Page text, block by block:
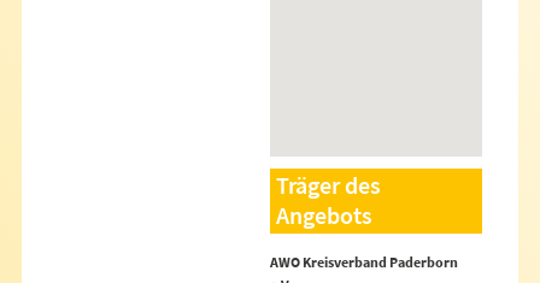
Träger des
Angebots
AWO Kreisverband Paderborn